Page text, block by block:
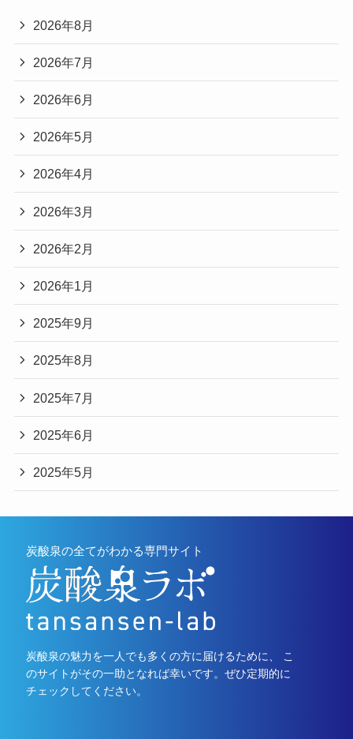
2026年8月
2026年7月
2026年6月
2026年5月
2026年4月
2026年3月
2026年2月
2026年1月
2025年9月
2025年8月
2025年7月
2025年6月
2025年5月
炭酸泉の全てがわかる専門サイト
炭酸泉の魅力を一人でも多くの方に届けるために、 こ
のサイトがその一助となれば幸いです。ぜひ定期的に
チェックしてください。